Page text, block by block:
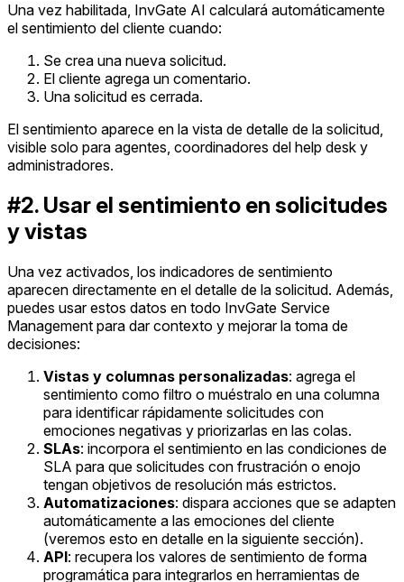
Una vez habilitada, InvGate AI calculará automáticamente
el sentimiento del cliente cuando:
Se crea una nueva solicitud.
El cliente agrega un comentario.
Una solicitud es cerrada.
El sentimiento aparece en la vista de detalle de la solicitud,
visible solo para agentes, coordinadores del help desk y
administradores.
#2. Usar el sentimiento en solicitudes
y vistas
Una vez activados, los indicadores de sentimiento
aparecen directamente en el detalle de la solicitud. Además,
puedes usar estos datos en todo InvGate Service
Management para dar contexto y mejorar la toma de
decisiones:
Vistas y columnas personalizadas: agrega el
sentimiento como filtro o muéstralo en una columna
para identificar rápidamente solicitudes con
emociones negativas y priorizarlas en las colas.
SLAs: incorpora el sentimiento en las condiciones de
SLA para que solicitudes con frustración o enojo
tengan objetivos de resolución más estrictos.
Automatizaciones: dispara acciones que se adapten
automáticamente a las emociones del cliente
(veremos esto en detalle en la siguiente sección).
API: recupera los valores de sentimiento de forma
programática para integrarlos en herramientas de